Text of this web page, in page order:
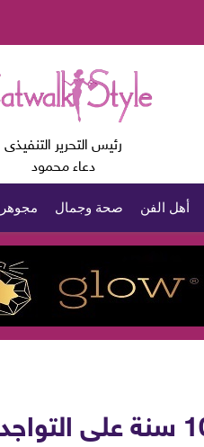
رئيس التحرير التنفيذى
دعاء محمود
أهل الفن صحة وجمال